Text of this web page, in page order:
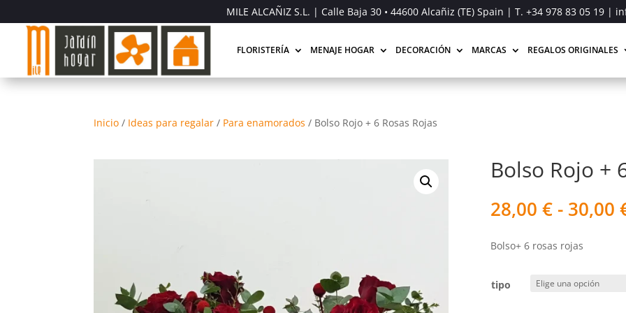
MILE ALCAÑIZ S.L. | Calle Baja 30 • 44600 Alcañiz (TE) Spain | T. +34 978 83 05 19|
FLORISTERÍA MENAJE HOGAR DECORACIÓN MARCAS REGALOS ORIGINALES
Inicio / Ideas para regalar / Para enamorados / Bolso Rojo + 6 Rosas Rojas
Bolso Rojo +
28,00 € - 30,00
Bolso+ 6 rosas rojas
tipo